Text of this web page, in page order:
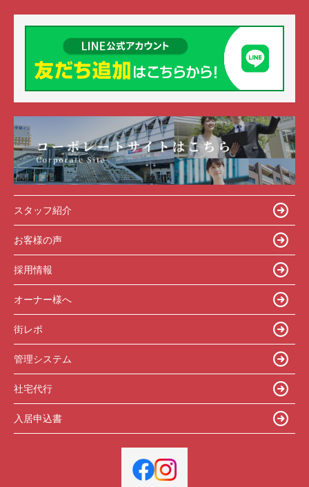
スタッフ紹介
お客様の声
採用情報
オーナー様へ
街レポ
管理システム
社宅代行
入居申込書